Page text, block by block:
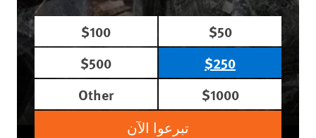
$50
$100
$250
$500
$1000
Other
تبرعوا الآن